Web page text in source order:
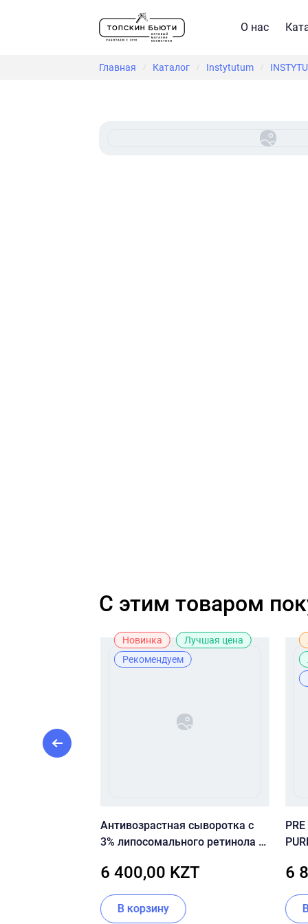
О нас
Главная / Каталог / Instytutum /
C этим товаром
Новинка
Лучшая цена
Рекомендуем
Антивозрастная сыворотка с
3% липосомального ретинола и
Repair Serum
6 400,00 KZT
В корзину
6